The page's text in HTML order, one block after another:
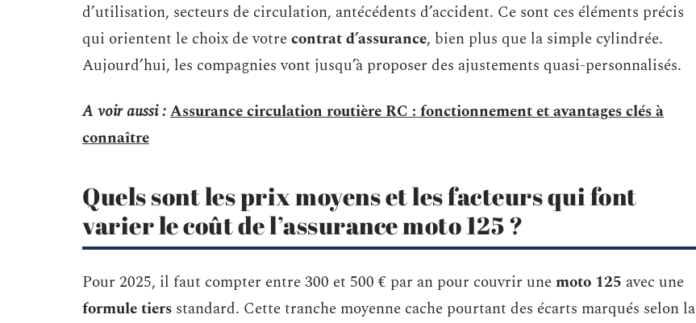
d’utilisation, secteurs de circulation, antécédents d’accident. Ce sont ces éléments précis
qui orientent le choix de votrecontrat d’assurance, bien plus que la simple cylindrée.
Aujourd’hui, les compagnies vont jusqu’à proposer des ajustements quasi-personnalisés.
A voir aussi :Assurance circulation routière RC : fonctionnement et avantages clés à
connaître
Quels sont les prix moyens et les facteurs qui font
varier le coût de l’assurance moto 125 ?
Pour 2025, il faut compter entre 300 et 500 € par an pour couvrir unemoto 125 avec une
formule tiers standard. Cette tranche moyenne cache pourtant des écarts marqués selon la